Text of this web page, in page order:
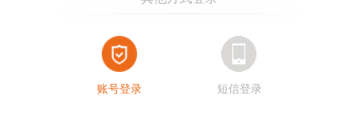
账号登录 短信登录